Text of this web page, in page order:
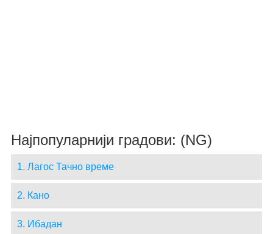
Најпопуларнији градови: (NG)
1. Лагос Тачно време
2. Кано
3. Ибадан